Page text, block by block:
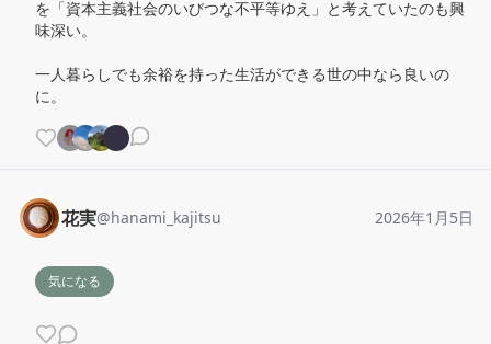
を「資本主義社会のいびつな不平等ゆえ」と考えていたのも興
味深い。
一人暮らしでも余裕を持った生活ができる世の中なら良いの
に。
花実@hanami_kajitsu 2026年1月5日
気になる